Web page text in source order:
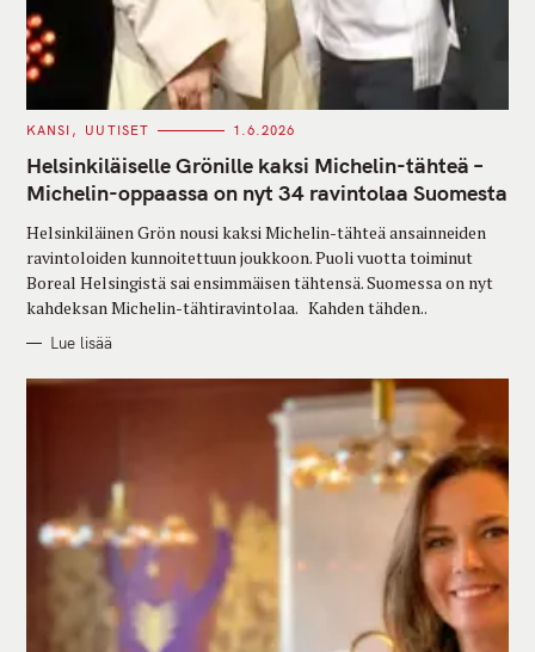
C
T
E
G
O
I
E
S
KANSI UUTISET 1.6.2026
Helsinkiläiselle Grönille kaksi Michelin-tähteä –
Michelin-oppaassa on nyt 34 ravintolaa Suomesta
Helsinkiläinen Grön nousi kaksi Michelin-tähteä ansainneiden
ravintoloiden kunnoitettuun joukkoon. Puoli vuotta toiminut
Boreal Helsingistä sai ensimmäisen tähtensä. Suomessa on nyt
kahdeksan Michelin-tähtiravintolaa. Kahden tähden..
Lue lisää